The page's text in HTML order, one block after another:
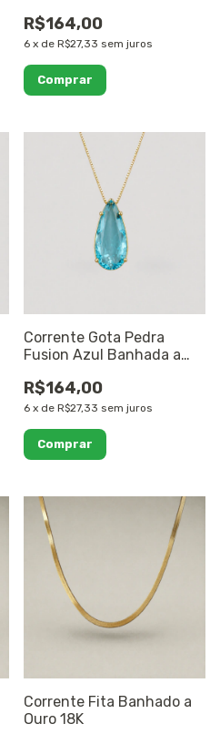
R$164,00
6 x de R$27,33 sem juros
Corrente Gota Pedra
Fusion Azul Banhada a
R$164,00
6 x de R$27,33 sem juros
Corrente Fita Banhado a
Ouro 18K